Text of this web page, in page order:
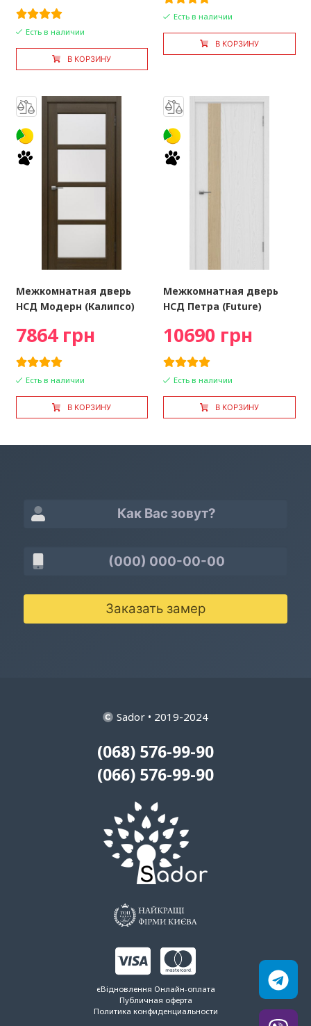
Есть в наличии
В КОРЗИНУ
Есть в наличии
В КОРЗИНУ
Межкомнатная дверь
НСД Модерн (Калипсо)
7864 грн
Есть в наличии
В КОРЗИНУ
Межкомнатная дверь
НСД Петра (Future)
10690 грн
Есть в наличии
В КОРЗИНУ
Заказать замер
Sador • 2019-2024
(068) 576-99-90
(066) 576-99-90
єВідновлення Онлайн-оплата
Публичная оферта
Политика конфиденциальности